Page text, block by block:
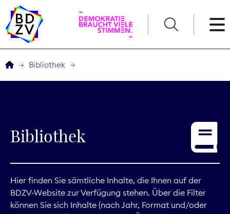
Service
Digitales
Bibliothek
Bibliothek
Hier finden Sie sämtliche Inhalte, die Ihnen auf der
BDZV-Website zur Verfügung stehen. Über die Filter
können Sie sich Inhalte (nach Jahr, Format und/oder